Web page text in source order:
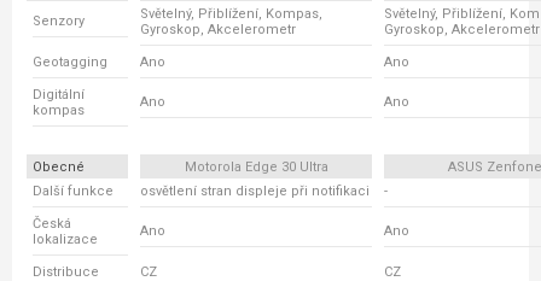
Senzory
Světelný, Přiblížení, Kompas,
Gyroskop, Akcelerometr
Světelný, Přiblížení,
Gyroskop, Akcelerometr
Geotagging Ano Ano
Digitální
kompas
Ano Ano
Obecné Motorola Edge 30 Ultra
ASUS
Další funkce
osvětlení stran displeje při notifikaci -
Česká
lokalizace
Ano Ano
Distribuce CZ CZ